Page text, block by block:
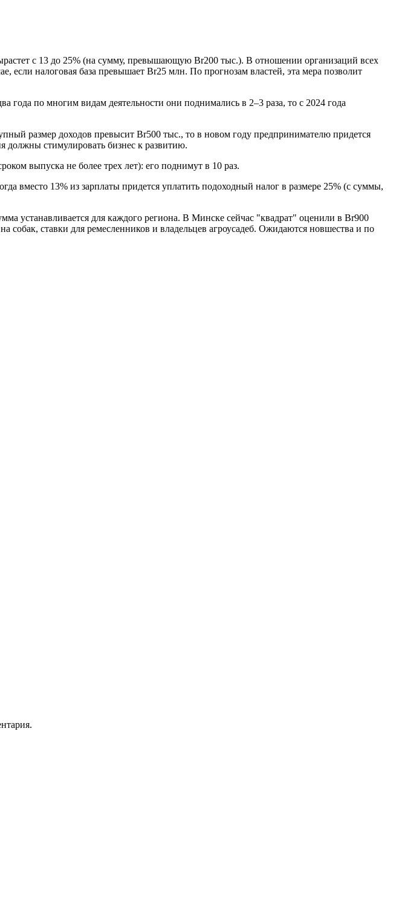
с 13 до 25% (на сумму, превышающую Br200 тыс.). В отношении организаций всех
если налоговая база превышает Br25 млн. По прогнозам властей, эта мера позволит
года по многим видам деятельности они поднимались в 2–3 раза, то с 2024 года
размер доходов превысит Br500 тыс., то в новом году предпринимателю придется
должны стимулировать бизнес к развитию.
выпуска не более трех лет): его поднимут в 10 раз.
вместо 13% из зарплаты придется уплатить подоходный налог в размере 25% (с суммы,
устанавливается для каждого региона. В Минске сейчас "квадрат" оценили в Br900
ставки для ремесленников и владельцев агроусадеб. Ожидаются новшества и по